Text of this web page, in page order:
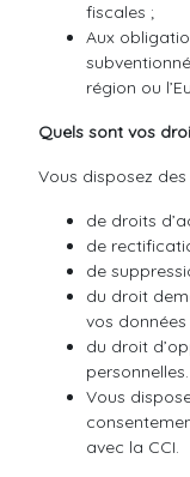
fiscales ;
Aux
région ou
Quels sont vos
Vous disposez
de droits
de
de
du droit
vos
du droit
personnelles.
Vous
avec la CCI.